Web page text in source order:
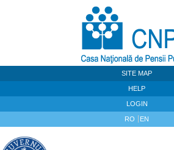
SITE MAP
HELP
LOGIN
RO EN